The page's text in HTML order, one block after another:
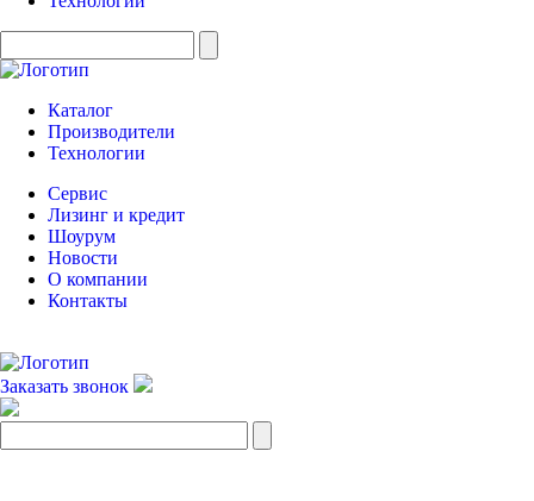
Каталог
Производители
Технологии
Сервис
Лизинг и кредит
Шоурум
Новости
О компании
Контакты
Заказать звонок